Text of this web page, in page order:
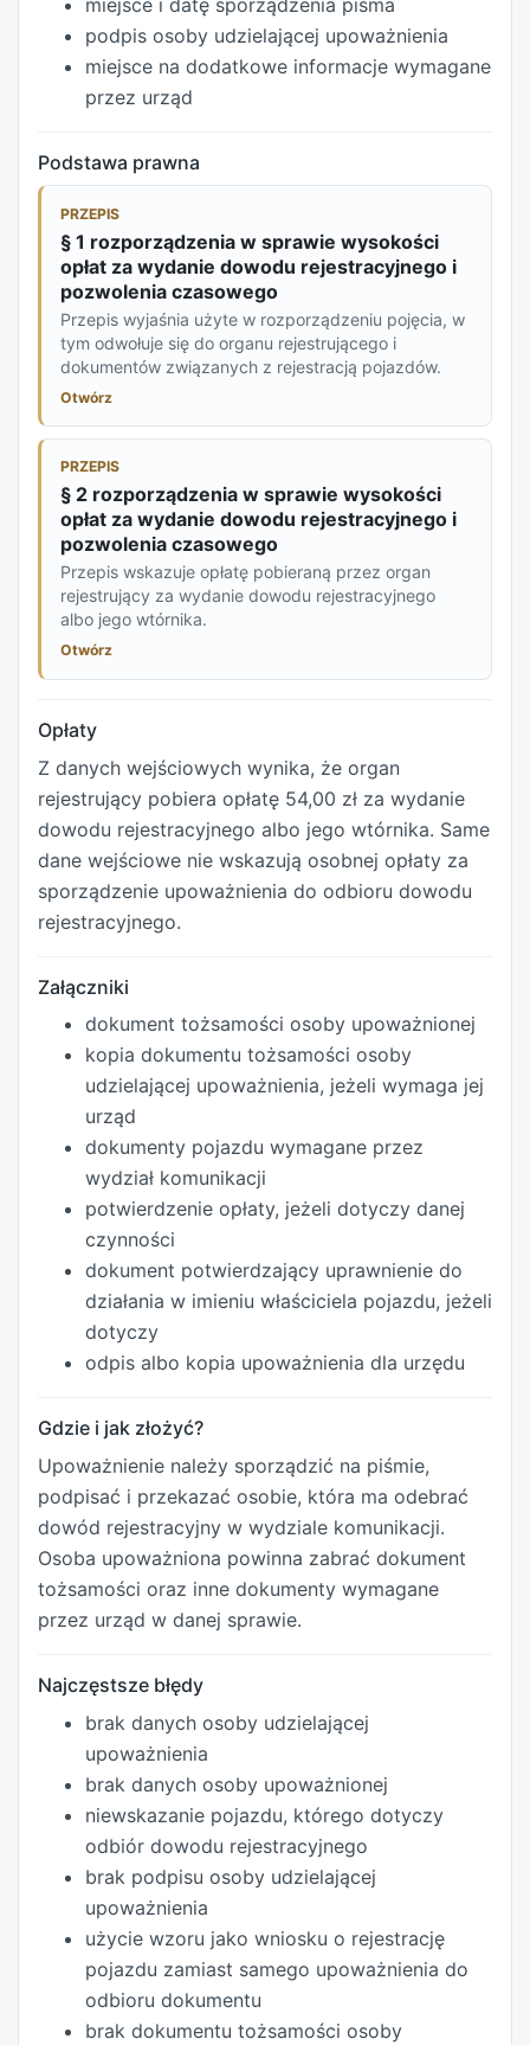
miejsce i datę sporządzenia pisma
podpis osoby udzielającej upoważnienia
miejsce na dodatkowe informacje wymagane
przez urząd
Podstawa prawna
PRZEPIS
§ 1 rozporządzenia w sprawie wysokości
opłat za wydanie dowodu rejestracyjnego i
pozwolenia czasowego
Przepis wyjaśnia użyte w rozporządzeniu pojęcia, w
tym odwołuje się do organu rejestrującego i
dokumentów związanych z rejestracją pojazdów.
Otwórz
PRZEPIS
§ 2 rozporządzenia w sprawie wysokości
opłat za wydanie dowodu rejestracyjnego i
pozwolenia czasowego
Przepis wskazuje opłatę pobieraną przez organ
rejestrujący za wydanie dowodu rejestracyjnego
albo jego wtórnika.
Otwórz
Opłaty
Z danych wejściowych wynika, że organ
rejestrujący pobiera opłatę 54,00 zł za wydanie
dowodu rejestracyjnego albo jego wtórnika. Same
dane wejściowe nie wskazują osobnej opłaty za
sporządzenie upoważnienia do odbioru dowodu
rejestracyjnego.
Załączniki
dokument tożsamości osoby upoważnionej
kopia dokumentu tożsamości osoby
udzielającej upoważnienia, jeżeli wymaga jej
urząd
dokumenty pojazdu wymagane przez
wydział komunikacji
potwierdzenie opłaty, jeżeli dotyczy danej
czynności
dokument potwierdzający uprawnienie do
działania w imieniu właściciela pojazdu, jeżeli
dotyczy
odpis albo kopia upoważnienia dla urzędu
Gdzie i jak złożyć?
Upoważnienie należy sporządzić na piśmie,
podpisać i przekazać osobie, która ma odebrać
dowód rejestracyjny w wydziale komunikacji.
Osoba upoważniona powinna zabrać dokument
tożsamości oraz inne dokumenty wymagane
przez urząd w danej sprawie.
Najczęstsze błędy
brak danych osoby udzielającej
upoważnienia
brak danych osoby upoważnionej
niewskazanie pojazdu, którego dotyczy
odbiór dowodu rejestracyjnego
brak podpisu osoby udzielającej
upoważnienia
użycie wzoru jako wniosku o rejestrację
pojazdu zamiast samego upoważnienia do
odbioru dokumentu
brak dokumentu tożsamości osoby